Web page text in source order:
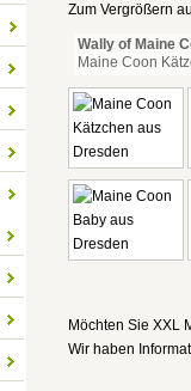
Zum Vergrößern
Wally of Maine
Maine Coon
Möchten Sie XXL
Wir haben